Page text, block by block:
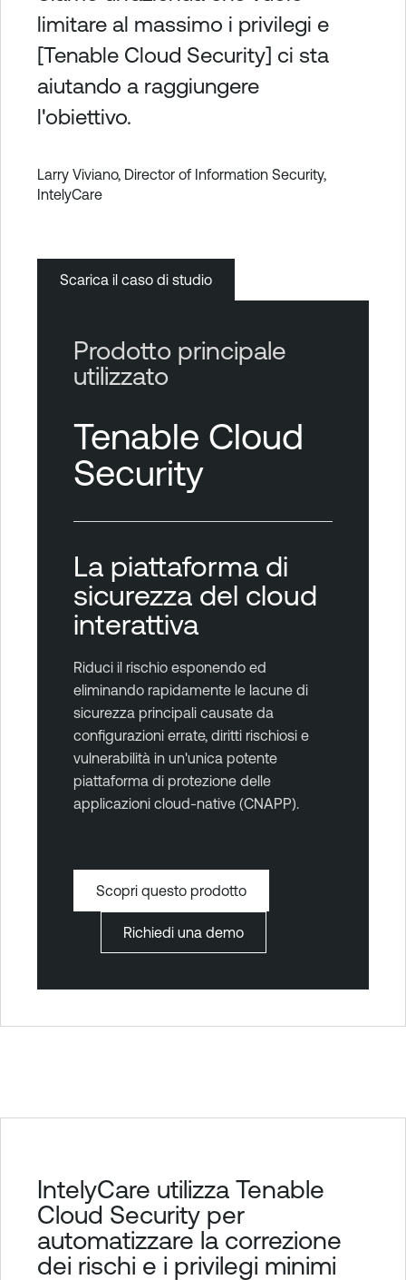
limitare al massimo i privilegi e
[Tenable Cloud Security] ci sta
aiutando a raggiungere
l'obiettivo.
Larry Viviano, Director of Information Security,
IntelyCare
Scarica il caso di studio
Prodotto principale
utilizzato
Tenable Cloud
Security
La piattaforma di
sicurezza del cloud
interattiva
Riduci il rischio esponendo ed
eliminando rapidamente le lacune di
sicurezza principali causate da
configurazioni errate, diritti rischiosi e
vulnerabilità in un'unica potente
piattaforma di protezione delle
applicazioni cloud-native (CNAPP).
Scopri questo prodotto
Richiedi una demo
IntelyCare utilizza Tenable
Cloud Security per
automatizzare la correzione
dei rischi e i privilegi minimi
e
n
a
b